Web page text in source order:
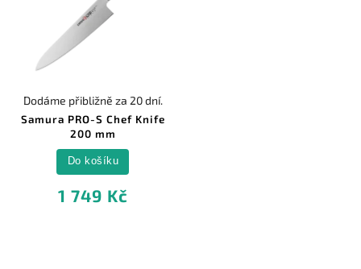
Samura PRO-S Chef Knife
200 mm
Dodáme přibližně za 20 dní.
1 749 Kč
Do košíku